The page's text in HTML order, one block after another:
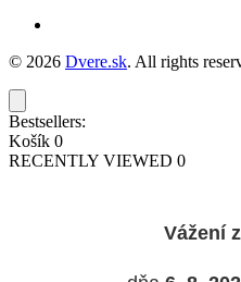
© 2026 Dvere.sk. All rights
Bestsellers:
Košík 0
RECENTLY VIEWED 0
Vážení